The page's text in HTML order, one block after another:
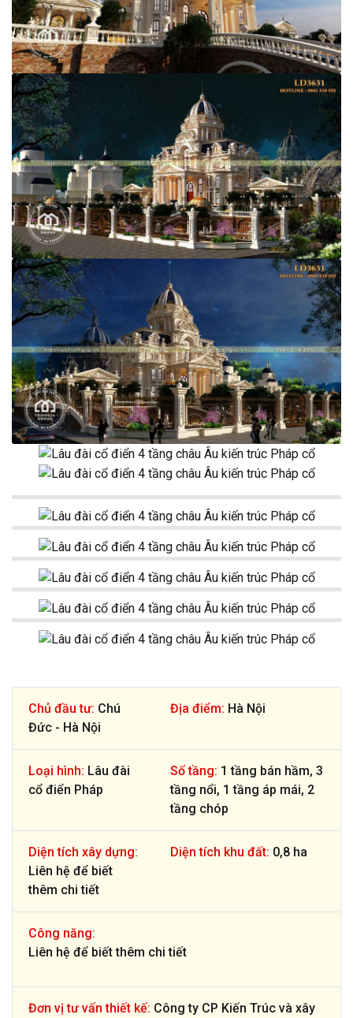
Chủ đầu tư: Chú
Đức - Hà Nội
Địa điểm: Hà Nội
Loại hình: Lâu đài
cổ điển Pháp
Số tầng: 1 tầng bán hầm, 3
tầng nổi, 1 tầng áp mái, 2
tầng chóp
Diện tích xây dựng:
Liên hệ để biết
thêm chi tiết
Diện tích khu đất: 0,8 ha
Công năng:
Liên hệ để biết thêm chi tiết
Đơn vị tư vấn thiết kế: Công ty CP Kiến Trúc và xây